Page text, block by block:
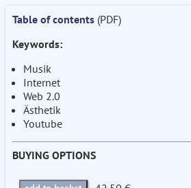
Table of contents (PDF)
Keywords:
Musik
Internet
Web 2.0
Ästhetik
Youtube
BUYING OPTIONS